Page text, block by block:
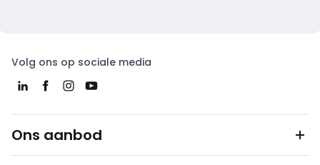
Volg ons op sociale media
Ons aanbod